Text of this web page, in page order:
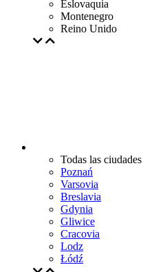
Eslovaquia
Montenegro
Reino Unido
Todas las ciudades
Poznań
Varsovia
Breslavia
Gdynia
Gliwice
Cracovia
Lodz
Łódź